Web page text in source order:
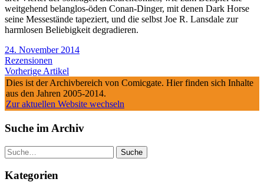
weitgehend belanglos-öden Conan-Dinger, mit denen Dark Horse
seine Messestände tapeziert, und die selbst Joe R. Lansdale zur
harmlosen Beliebigkeit degradieren.
24. November 2014
Rezensionen
Vorherige Artikel
Dies ist der Archivbereich von Comicgate. Hier finden sich Inhalte
aus den Jahren 2005-2014.
Zur aktuellen Website wechseln
Suche im Archiv
Suche
Kategorien